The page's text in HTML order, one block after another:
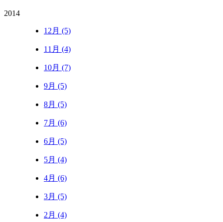
2014
12月 (5)
11月 (4)
10月 (7)
9月 (5)
8月 (5)
7月 (6)
6月 (5)
5月 (4)
4月 (6)
3月 (5)
2月 (4)